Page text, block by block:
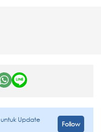
untuk Update
Follow